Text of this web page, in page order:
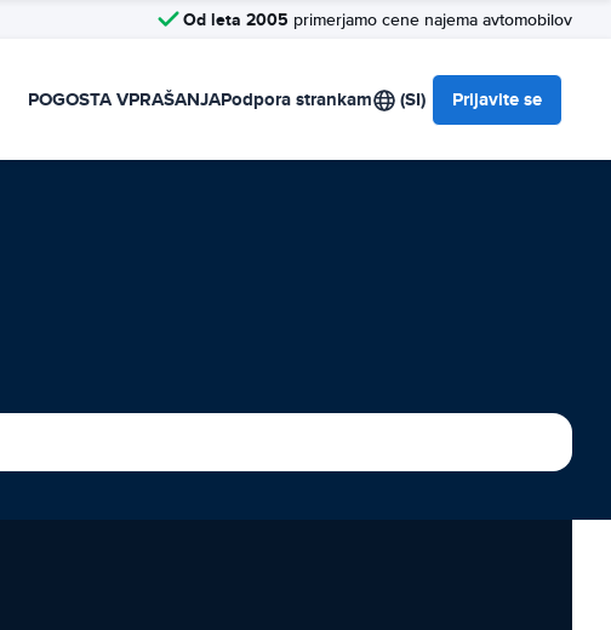
Od leta 2005 primerjamo cene najema avtomobilov
POGOSTA VPRAŠANJAPodpora strankam (SI) Prijavite se